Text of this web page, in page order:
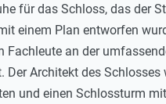
für das Schloss, das der
einem Plan entworfen
an der
Der Architekt des
und einen Schlossturm